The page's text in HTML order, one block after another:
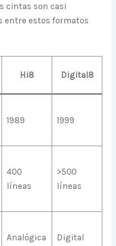
cintas son casi
entre estos formatos
Hi8 Digital8
1989 1999
400
líneas
>500
líneas
Analógica Digital